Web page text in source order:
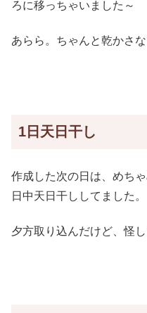
ろに移っちゃいました～
あらら。ちゃんと乾かさな
1日天日干し
作成した次の日は、めち
日中天日干ししてました。
夕方取り込んだけど、怪し